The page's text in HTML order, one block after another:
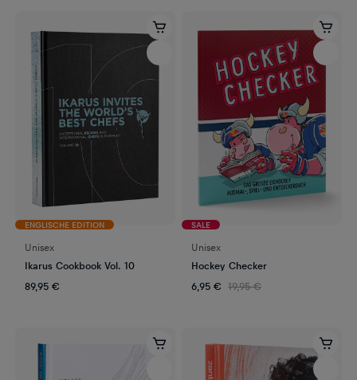
ENGLISCHE EDITION
Unisex
Ikarus Cookbook Vol. 10
89,95 €
SALE
Unisex
Hockey Checker
6,95 € 19,95 €